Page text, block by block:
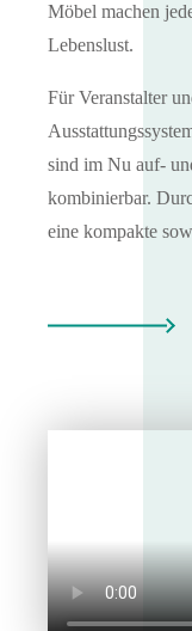
Möbel machen
Lebenslust.
Für Veranstalter
sind im Nu auf-
kombinierbar.
eine kompakte